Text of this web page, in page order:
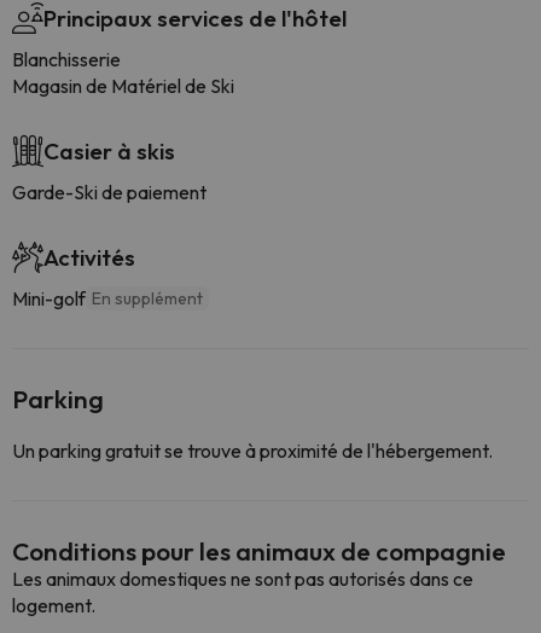
Principaux services de l'hôtel
Blanchisserie
Magasin de Matériel de Ski
Casier à skis
Garde-Ski de paiement
Activités
Mini-golf En supplément
Parking
Un parking gratuit se trouve à proximité de l'hébergement.
Conditions pour les animaux de compagnie
Les animaux domestiques ne sont pas autorisés dans ce
logement.